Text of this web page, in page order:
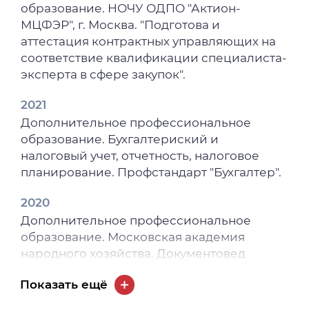
образование. НОЧУ ОДПО "Актион-
МЦФЭР", г. Москва. "Подготова и
аттестация контрактных управляющих на
соответствие квалификации специалиста-
эксперта в сфере закупок".
2021
Дополнительное профессиональное
образование. Бухгалтериский и
налоговый учет, отчетность, налоговое
планирование. Профстандарт "Бухгалтер".
2020
Дополнительное профессиональное
образование. Московская академия
народного хозяйства. Документовед
2019
Показать ещё